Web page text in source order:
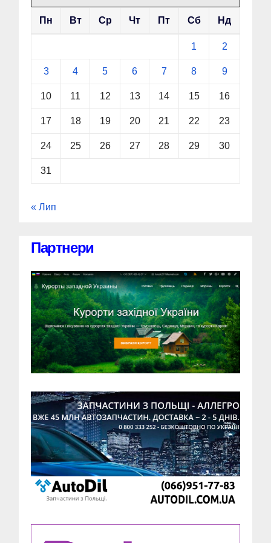
Пн Вт Ср Чт Пт Сб Нд
1 2
3 4 5 6 7 8 9
10 11 12 13 14 15 16
17 18 19 20 21 22 23
24 25 26 27 28 29 30
31
« Лип
Партнери